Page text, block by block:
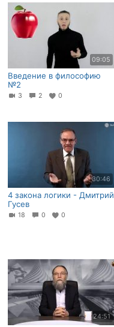
09:05
Введение в философию
№2
3 2 0
30:46
4 закона логики - Дмитрий
Гусев
18 0 0
24:51